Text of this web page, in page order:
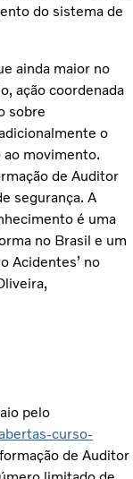
do sistema de
ainda maior no
ação coordenada
sobre
o
ao movimento.
de Auditor
segurança. A
é uma
no Brasil e um
Acidentes’ no
pelo
curso-
de Auditor